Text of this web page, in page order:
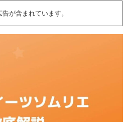
が含まれています。